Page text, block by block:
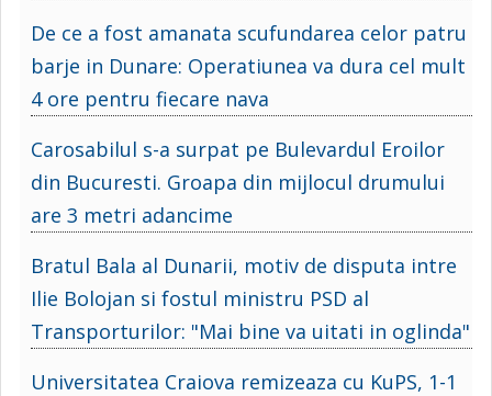
De ce a fost amanata scufundarea celor patru
barje in Dunare: Operatiunea va dura cel mult
4 ore pentru fiecare nava
Carosabilul s-a surpat pe Bulevardul Eroilor
din Bucuresti. Groapa din mijlocul drumului
are 3 metri adancime
Bratul Bala al Dunarii, motiv de disputa intre
Ilie Bolojan si fostul ministru PSD al
Transporturilor: "Mai bine va uitati in oglinda"
Universitatea Craiova remizeaza cu KuPS, 1-1